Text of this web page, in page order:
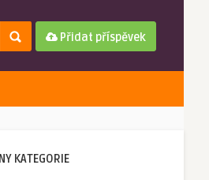
Přidat příspěvek
KATEGORIE